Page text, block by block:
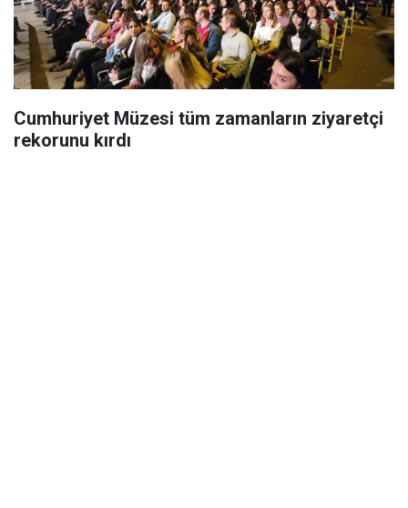
Cumhuriyet Müzesi tüm zamanların ziyaretçi
rekorunu kırdı